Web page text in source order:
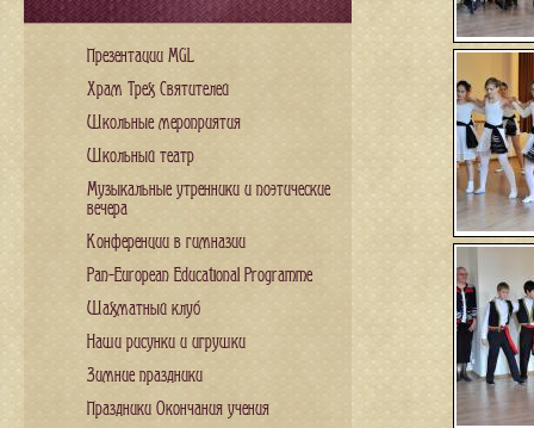
Презентации MGL
Храм Трех Святителей
Школьные мероприятия
Школьный театр
Музыкальные утренники и поэтические
вечера
Конференции в гимназии
Pan-European Educational Programme
Шахматный клуб
Наши рисунки и игрушки
Зимние праздники
Праздники Окончания учения